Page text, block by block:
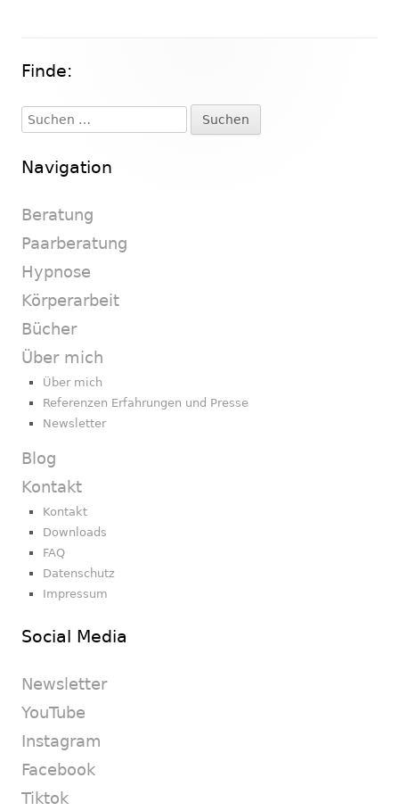
Haupt-
Seitenleiste
Finde:
Suchen
nach:
Navigation
Beratung
Paarberatung
Hypnose
Körperarbeit
Bücher
Über mich
Über mich
Referenzen Erfahrungen und Presse
Newsletter
Blog
Kontakt
Kontakt
Downloads
FAQ
Datenschutz
Impressum
Social Media
Newsletter
YouTube
Instagram
Facebook
Tiktok